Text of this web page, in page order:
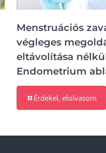
Menstruációs
végleges
eltávolítása
Endometrium
Érdekel, elolvasom